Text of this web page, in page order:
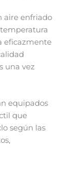
aire enfriado
eficazmente
una vez
equipados
que
según las